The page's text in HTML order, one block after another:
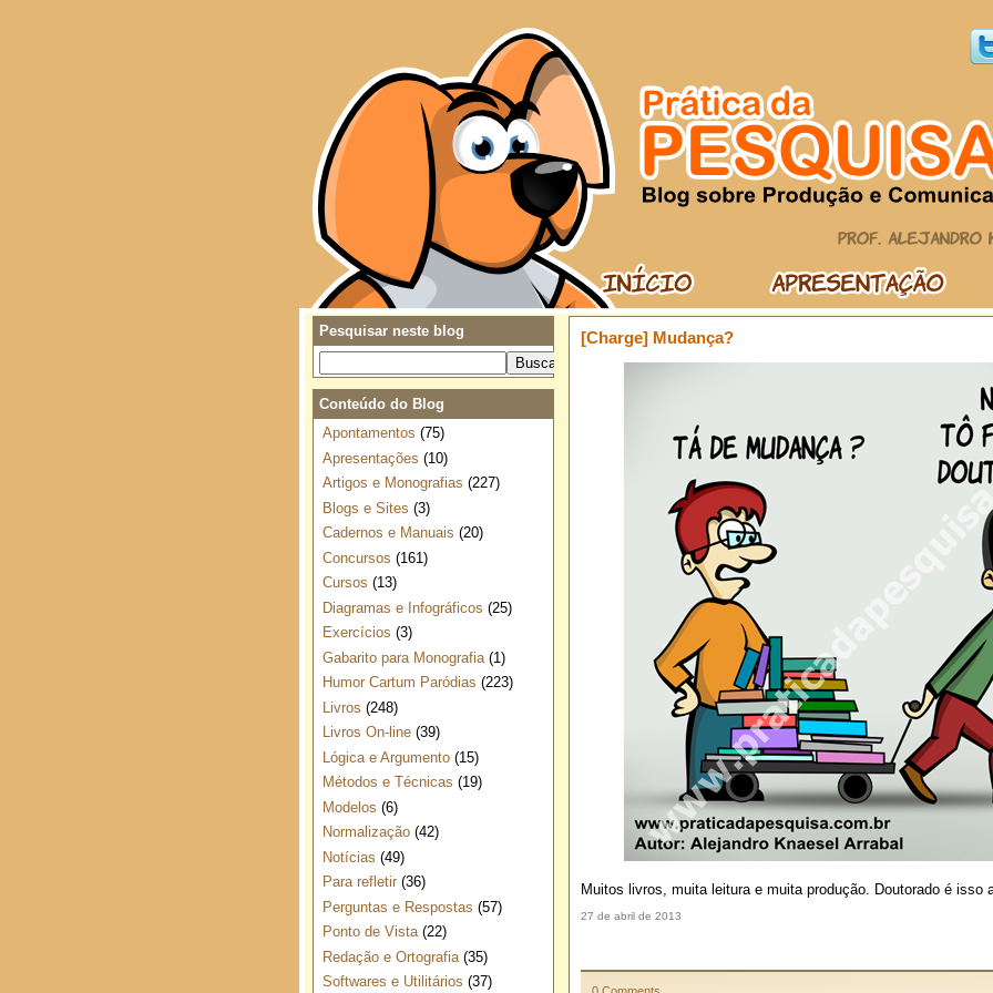
[Charge] Mudança?
Muitos livros, muita leitura e muita produção. Doutorado é isso
27 de abril de 2013
Pesquisar neste blog
Conteúdo do Blog
Apontamentos (75)
Apresentações (10)
Artigos e Monografias (227)
Blogs e Sites (3)
Cadernos e Manuais (20)
Concursos (161)
Cursos (13)
Diagramas e Infográficos (25)
Exercícios (3)
Gabarito para Monografia (1)
Humor Cartum Paródias (223)
Livros (248)
Livros On-line (39)
Lógica e Argumento (15)
Métodos e Técnicas (19)
Modelos (6)
Normalização (42)
Notícias (49)
Para refletir (36)
Perguntas e Respostas (57)
Ponto de Vista (22)
Redação e Ortografia (35)
Softwares e Utilitários (37)